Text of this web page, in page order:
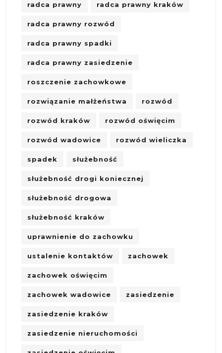
radca prawny radca prawny kraków
radca prawny rozwód
radca prawny spadki
radca prawny zasiedzenie
roszczenie zachowkowe
rozwiązanie małżeństwa rozwód
rozwód kraków rozwód oświęcim
rozwód wadowice rozwód wieliczka
spadek służebność
służebność drogi koniecznej
służebność drogowa
służebność kraków
uprawnienie do zachowku
ustalenie kontaktów zachowek
zachowek oświęcim
zachowek wadowice zasiedzenie
zasiedzenie kraków
zasiedzenie nieruchomości